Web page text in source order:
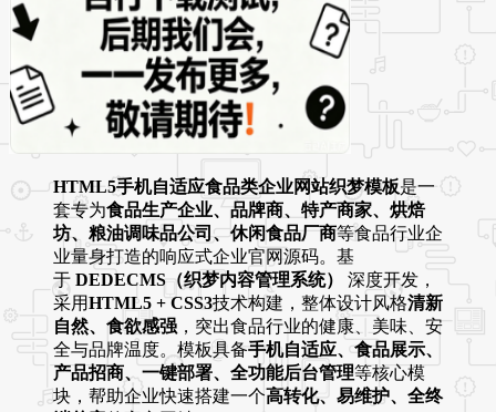
HTML5手机自适应食品类企业网站织梦模板是一
套专为食品生产企业、品牌商、特产商家、烘焙
坊、粮油调味品公司、休闲食品厂商等食品行业企
业量身打造的响应式企业官网源码。基
于 DEDECMS（织梦内容管理系统）
深度开发，
采用HTML5 + CSS3技术构建，整体设计风格清新
自然、食欲感强 ，突出食品行业的健康、美味、安
全与品牌温度。模板具备手机自适应、食品展示、
产品招商、一键部署、全功能后台管理等核心模
块，帮助企业快速搭建一个高转化、易维护、全终